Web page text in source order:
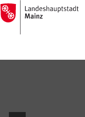
Vai al contenuto
Alla
pagina
iniziale